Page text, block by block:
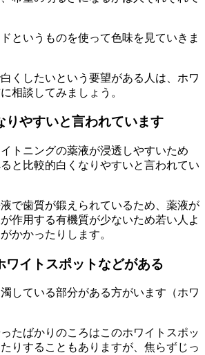
というものを使って色味を見ていきま
くしたいという要望がある人は、ホワ
相談してみましょう。
りやすいと言われています
トニングの薬液が浸透しやすいため
と比較的白くなりやすいと言われてい
で歯質が鍛えられているため、薬液が
作用する有機質が少ないため若い人よ
かかったりします。
ワイトスポットなどがある
している部分がある方がいます（ホワ
たばかりのころはこのホワイトスポッ
りすることもありますが、焦らずじっ